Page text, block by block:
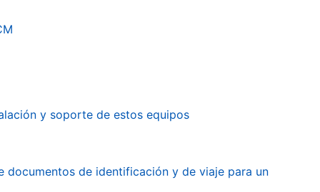
y soporte de estos equipos
de identificación y de viaje para un